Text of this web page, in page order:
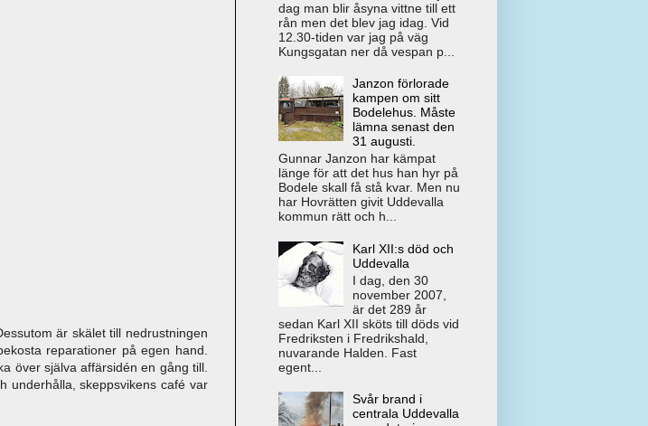
är skälet till nedrustningen
reparationer på egen hand.
över själva affärsidén en gång till.
underhålla, skeppsvikens café var
dag man blir åsyna vittne till ett
rån men det blev jag idag. Vid
12.30-tiden var jag på väg
Kungsgatan ner då vespan p...
Janzon förlorade
kampen om sitt
Bodelehus. Måste
lämna senast den
31 augusti.
Gunnar Janzon har kämpat
länge för att det hus han hyr på
Bodele skall få stå kvar. Men nu
har Hovrätten givit Uddevalla
kommun rätt och h...
Karl XII:s död och
Uddevalla
I dag, den 30
november 2007,
är det 289 år
sedan Karl XII sköts till döds vid
Fredriksten i Fredrikshald,
nuvarande Halden. Fast
egent...
Svår brand i
centrala Uddevalla